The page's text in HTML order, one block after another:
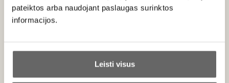
pateiktos arba naudojant paslaugas surinktos
informacijos.
Leisti visus
Highland agaves, which, thanks to the iron-rich soil, impart a
natural sweetness and complexity to the spirit. It is a
Ar jums yra 20 metų?
Taip Ne